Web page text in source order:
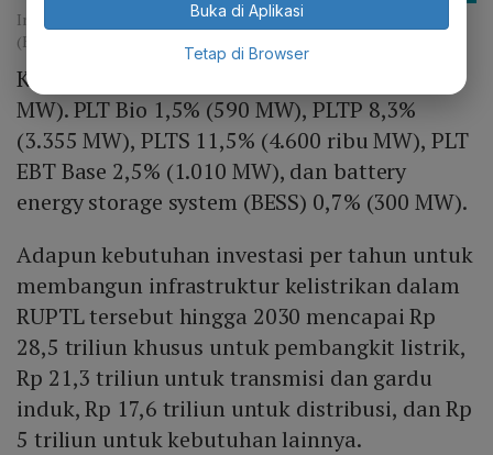
Infografik_PLN Mendorong Pemanfaatan EBT untuk Kelistrikan
(Katadata)
Kemudian PLTB mendapat porsi 1,5% (597
MW). PLT Bio 1,5% (590 MW), PLTP 8,3%
(3.355 MW), PLTS 11,5% (4.600 ribu MW), PLT
EBT Base 2,5% (1.010 MW), dan battery
energy storage system (BESS) 0,7% (300 MW).
Adapun kebutuhan investasi per tahun untuk
membangun infrastruktur kelistrikan dalam
RUPTL tersebut hingga 2030 mencapai Rp
28,5 triliun khusus untuk pembangkit listrik,
Rp 21,3 triliun untuk transmisi dan gardu
induk, Rp 17,6 triliun untuk distribusi, dan Rp
5 triliun untuk kebutuhan lainnya.
Buka di Aplikasi
Tetap di Browser